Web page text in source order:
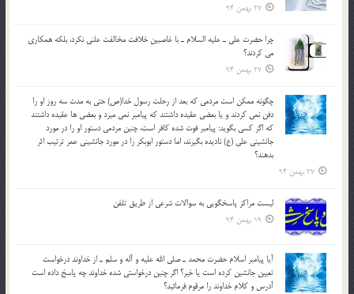
27 بهمن 94
چرا حضرت علي ـ عليه السلام ـ با غاصبين خلافت مخالفت علني نکرد، بلكه همكاري
مي کردند؟
27 بهمن 94
چگونه ممكن است مردمي كه بعد از رحلت رسول خدا(ص) حتی به مدت سه روز او را
دفن نمي كردند و یا بعضي عقيده داشتند كه پيامبر نمي ميرد و بعضي ها عقيده داشتند
كه اگر كسي بگويد: پيامبر فوت شده كافر است، چنین مردمی دستور او را در مورد
جانشيني علي (ع) ناديده بگيرند، اما دستور ابوبكر را در مورد جانشيني عمر ترتیب اثر
بدهند؟
27 بهمن 94
لیست مراکز پاسخگویی به سوالات شرعی از طریق تلفن
19 بهمن 94
آيا پيامبر اسلام حضرت محمد ـ صلي الله عليه و آله و سلم ـ از خداوند درخواست
تعيين جانشين کرده است يا خير؟ اگر چنين درخواستي شده خداوند چه پاسخ داده است
آدرس و کلام خداوند را مرقوم فرمائيد؟